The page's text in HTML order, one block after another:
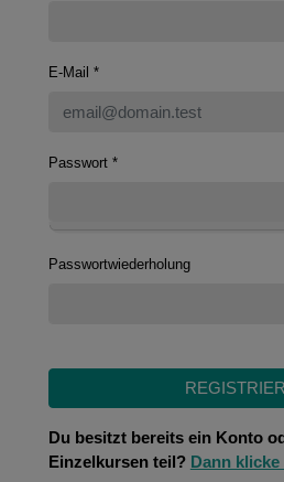
E-Mail *
Passwort *
Passwortwiederholung
Du besitzt bereits ein Konto
Einzelkursen teil? Dann